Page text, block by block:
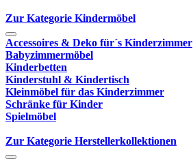
Zur Kategorie Kindermöbel
Accessoires & Deko für´s Kinderzimmer
Babyzimmermöbel
Kinderbetten
Kinderstuhl & Kindertisch
Kleinmöbel für das Kinderzimmer
Schränke für Kinder
Spielmöbel
Zur Kategorie Herstellerkollektionen